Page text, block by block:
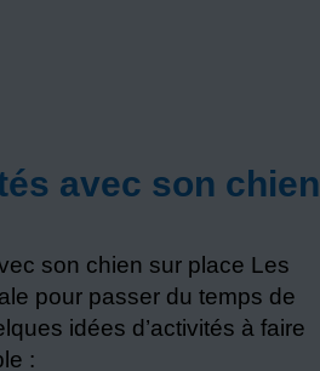
avec son chien
son chien sur place Les
pour passer du temps de
idées d’activités à faire
: